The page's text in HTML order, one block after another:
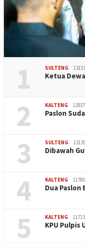
1 SULTENG
Ketua
2 KALTENG
Paslon
3 SULTENG
Dibawah
4 KALTENG
Dua
5 KALTENG
KPU Pulpis